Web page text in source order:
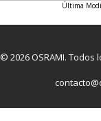
Última
© 2026 OSRAMI.